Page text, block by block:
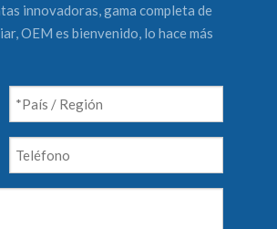
innovadoras, gama completa de
OEM es bienvenido, lo hace más